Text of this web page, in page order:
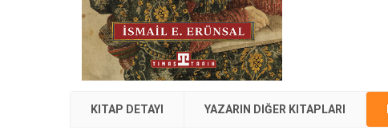
KITAP DETAYI YAZARIN DIĞER KITAPLARI